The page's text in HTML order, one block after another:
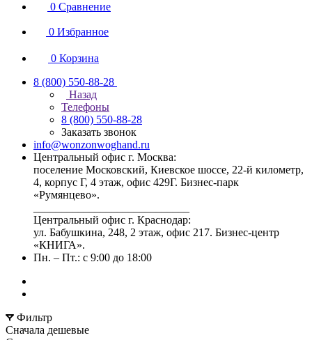
0 Сравнение
0 Избранное
0 Корзина
8 (800) 550-88-28
Назад
Телефоны
8 (800) 550-88-28
Заказать звонок
info@wonzonwoghand.ru
Центральный офис г. Москва:
поселение Московский, Киевское шоссе, 22-й километр,
4, корпус Г, 4 этаж, офис 429Г. Бизнес-парк
«Румянцево».
Центральный офис г. Краснодар:
ул. Бабушкина, 248, 2 этаж, офис 217. Бизнес-центр
«КНИГА».
Пн. – Пт.: с 9:00 до 18:00
Фильтр
Сначала дешевые